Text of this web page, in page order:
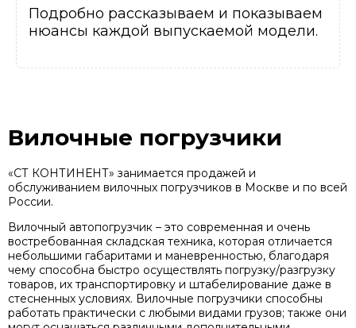
Подробно рассказываем и показываем
нюансы каждой выпускаемой модели.
Вилочные погрузчики
«СТ КОНТИНЕНТ» занимается продажей и
обслуживанием вилочных погрузчиков в Москве и по всей
России.
Вилочный автопогрузчик – это современная и очень
востребованная складская техника, которая отличается
небольшими габаритами и маневренностью, благодаря
чему способна быстро осуществлять погрузку/разгрузку
товаров, их транспортировку и штабелирование даже в
стесненных условиях. Вилочные погрузчики способны
работать практически с любыми видами грузов; также они